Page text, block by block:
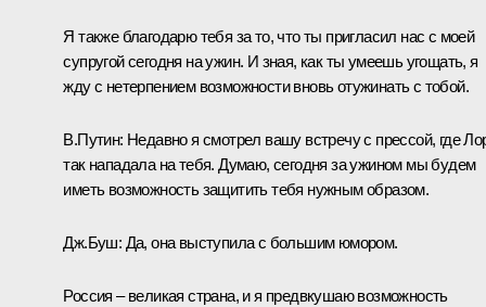
Я также благодарю тебя за то, что ты пригласил нас с моей
супругой сегодня на ужин. И зная, как ты умеешь угощать, я
жду с нетерпением возможности вновь отужинать с тобой.
В.Путин: Недавно я смотрел вашу встречу с прессой, где
так нападала на тебя. Думаю, сегодня за ужином мы будем
иметь возможность защитить тебя нужным образом.
Дж.Буш: Да, она выступила с большим юмором.
Россия – великая страна, и я предвкушаю возможность